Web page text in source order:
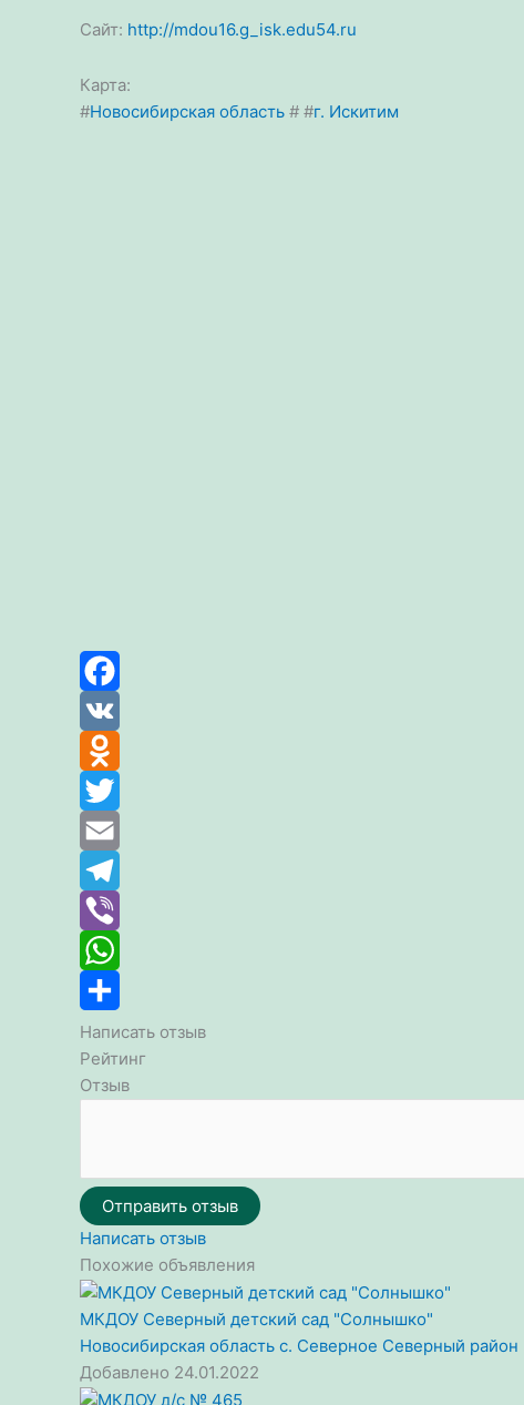
Сайт: http://mdou16.g_isk.edu54.ru
Карта:
#Новосибирская область # #г. Искитим
Facebook
VK
Odnoklassniki
Twitter
Email
Telegram
Viber
WhatsApp
Отправить
Написать отзыв
Рейтинг
Отзыв
Отправить отзыв
Написать отзыв
Похожие объявления
МКДОУ Северный детский сад "Солнышко"
Новосибирская область с. Северное Северный район
Добавлено 24.01.2022